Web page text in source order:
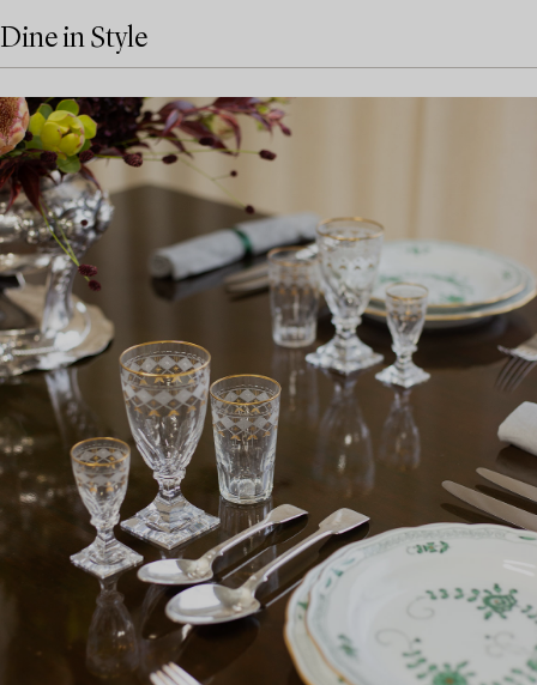
Dine in Style